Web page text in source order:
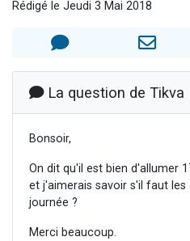
2 nouvelles
8 personnes
2 personnes viennent
Rédigé le Jeudi 3 Mai 2018
La question de Tikva
Bonsoir,
On dit qu'il est bien d'allumer
et j'aimerais savoir s'il faut
journée ?
Merci beaucoup.